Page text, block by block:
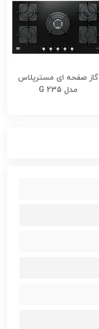
گاز صفحه ای مسترپلاس
مدل G 235